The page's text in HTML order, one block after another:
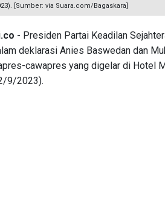
[Sumber: via Suara.com/Bagaskara]
- Presiden Partai Keadilan
deklarasi Anies Baswedan dan
cawapres yang digelar di Hotel
9/2023).